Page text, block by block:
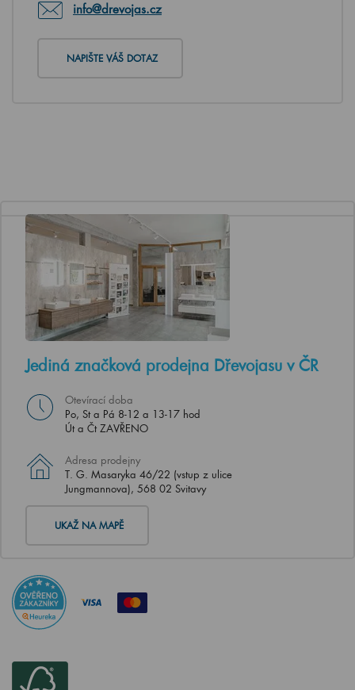
info@drevojas.cz
NAPIŠTE VÁŠ DOTAZ
Jediná značková prodejna Dřevojasu v ČR
Otevírací doba
Po, St a Pá 8-12 a 13-17 hod
Út a Čt ZAVŘENO
Adresa prodejny
T. G. Masaryka 46/22 (vstup z ulice
Jungmannova), 568 02 Svitavy
UKAŽ NA MAPĚ